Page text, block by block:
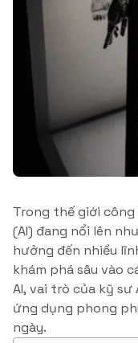
Trong thế giới
(AI) đang nổi lên
hưởng đến nhiều
khám phá sâu vào
AI, vai trò của kỹ
ứng dụng phong
ngày.